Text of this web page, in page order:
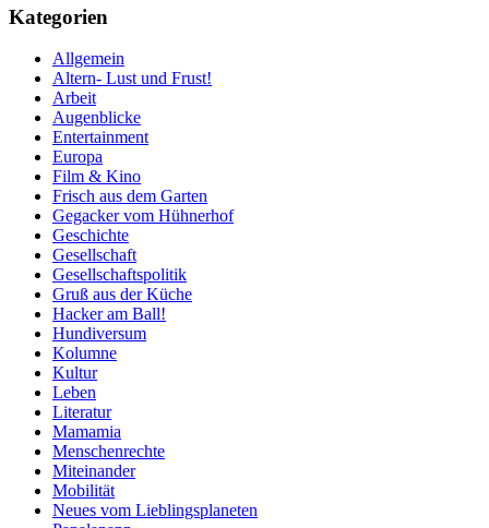
Kategorien
Allgemein
Altern- Lust und Frust!
Arbeit
Augenblicke
Entertainment
Europa
Film & Kino
Frisch aus dem Garten
Gegacker vom Hühnerhof
Geschichte
Gesellschaft
Gesellschaftspolitik
Gruß aus der Küche
Hacker am Ball!
Hundiversum
Kolumne
Kultur
Leben
Literatur
Mamamia
Menschenrechte
Miteinander
Mobilität
Neues vom Lieblingsplaneten